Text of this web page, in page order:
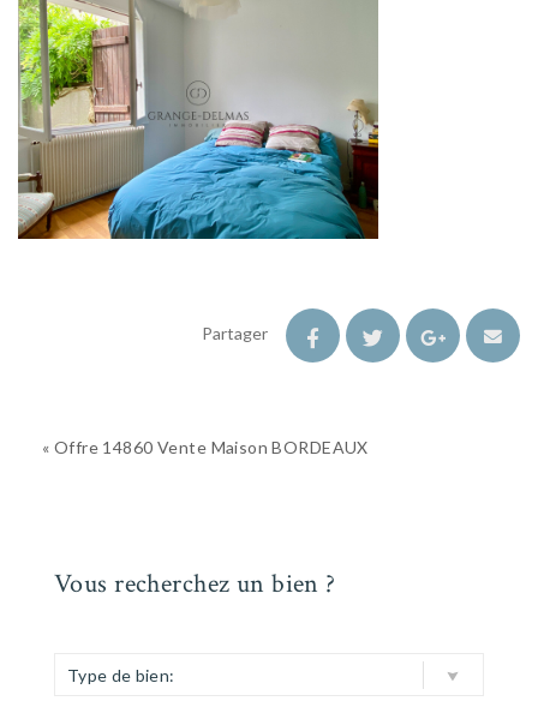
Partager
« Offre 14860 Vente Maison BORDEAUX
Vous recherchez un bien ?
Type de bien: